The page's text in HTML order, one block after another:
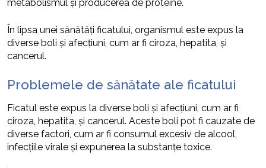
metabolismul și producerea de proteine.
În lipsa unei sănătăți ficatului, organismul este expus la
diverse boli și afecțiuni, cum ar fi ciroza, hepatita, și
cancerul.
Problemele de sănătate ale ficatului
Ficatul este expus la diverse boli și afecțiuni, cum ar fi
ciroza, hepatita, și cancerul. Aceste boli pot fi cauzate de
diverse factori, cum ar fi consumul excesiv de alcool,
infecțiile virale și expunerea la substanțe toxice.